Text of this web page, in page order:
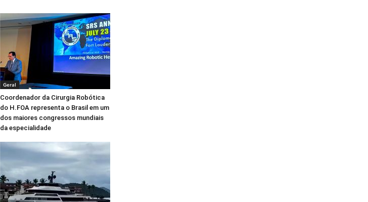
Geral
Coordenador da Cirurgia Robótica
do H.FOA representa o Brasil em um
dos maiores congressos mundiais
da especialidade